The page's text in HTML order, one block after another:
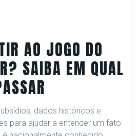
AO JOGO DO
SAIBA EM QUAL
dados históricos e
para ajudar a entender um fato